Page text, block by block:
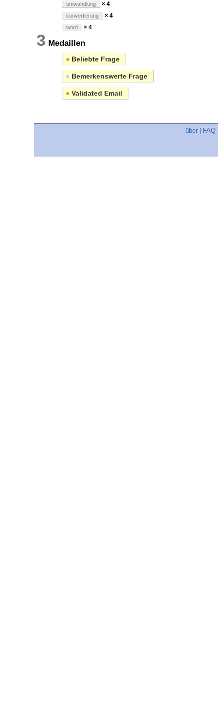
umwandlung × 4
konvertierung × 4
word × 4
3 Medaillen
● Beliebte Frage
● Bemerkenswerte Frage
● Validated Email
über FAQ